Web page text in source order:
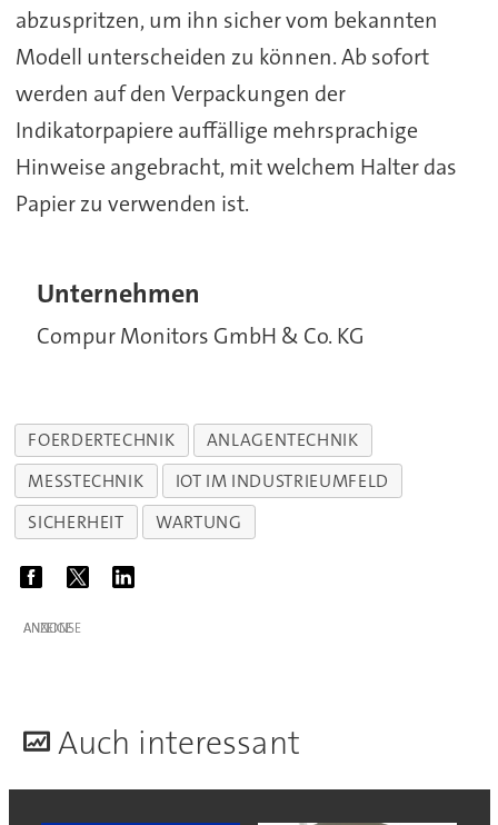
abzuspritzen, um ihn sicher vom bekannten
Modell unterscheiden zu können. Ab sofort
werden auf den Verpackungen der
Indikatorpapiere auffällige mehrsprachige
Hinweise angebracht, mit welchem Halter das
Papier zu verwenden ist.
Unternehmen
Compur Monitors GmbH & Co. KG
FOERDERTECHNIK
ANLAGENTECHNIK
MESSTECHNIK
IOT IM INDUSTRIEUMFELD
SICHERHEIT
WARTUNG
ANZEIGE
Auch interessant